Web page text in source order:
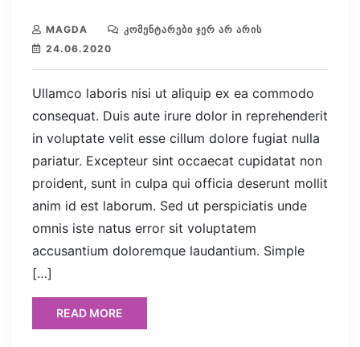
MAGDA
ᲙᲝᲛᲔᲜᲢᲐᲠᲔᲑᲘ ᲯᲔᲠ ᲐᲠ ᲐᲠᲘᲡ
24.06.2020
Ullamco laboris nisi ut aliquip ex ea commodo
consequat. Duis aute irure dolor in reprehenderit
in voluptate velit esse cillum dolore fugiat nulla
pariatur. Excepteur sint occaecat cupidatat non
proident, sunt in culpa qui officia deserunt mollit
anim id est laborum. Sed ut perspiciatis unde
omnis iste natus error sit voluptatem
accusantium doloremque laudantium. Simple
[…]
READ MORE